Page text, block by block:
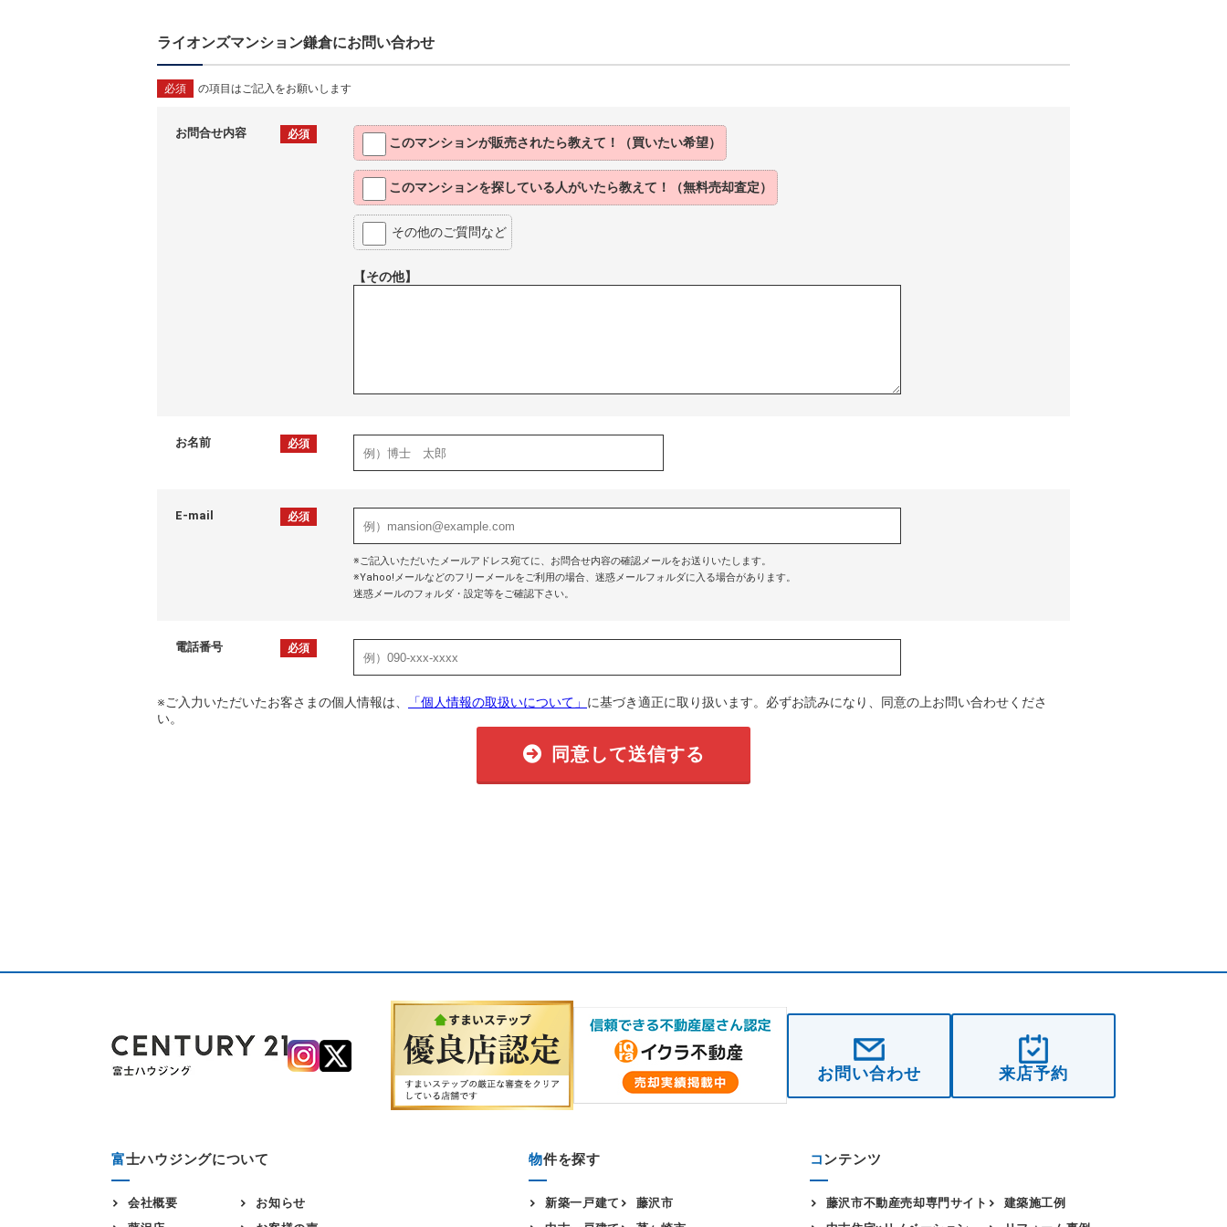
ライオンズマンション鎌倉にお問い合わせ
必須 の項目はご記入をお願いします
お問合せ内容 必須
このマンションが販売されたら教えて！（買いたい希望）
このマンションを探している人がいたら教えて！（無料売却査定）
その他のご質問など
【その他】
お名前 必須
E-mail 必須
※ご記入いただいたメールアドレス宛てに、お問合せ内容の確認メールをお送りいたします。
※Yahoo!メールなどのフリーメールをご利用の場合、迷惑メールフォルダに入る場合があります。
迷惑メールのフォルダ・設定等をご確認下さい。
電話番号 必須
※ご入力いただいたお客さまの個人情報は、 「個人情報の取扱いについて」 に基づき適正に取り扱います。必ずお読みになり、同意の上お問い合わせくださ
い。
同意して送信する
お問い合わせ 来店予約
富士ハウジングについて
会社概要
お知らせ
物件を探す
新築一戸建て
藤沢市
コンテンツ
藤沢市不動産売却専門サイト
建築施工例